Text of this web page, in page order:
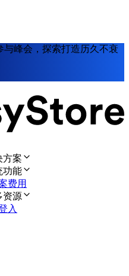
与峰会，探索打造历久不衰
方案
功能
费用
资源
入